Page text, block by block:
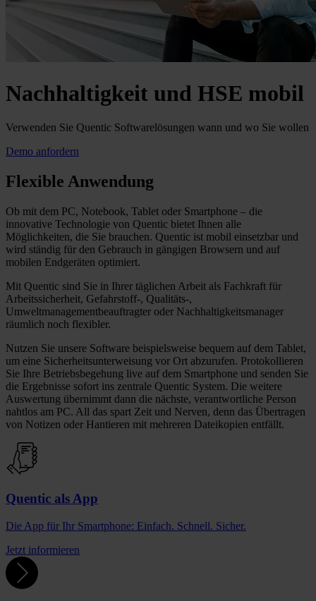
Nachhaltigkeit und HSE mobil
Verwenden Sie Quentic Softwarelösungen wann und wo Sie wollen
Demo anfordern
Flexible Anwendung
Ob mit dem PC, Notebook, Tablet oder Smartphone – die
innovative Technologie von Quentic bietet Ihnen alle
Möglichkeiten, die Sie brauchen. Quentic ist mobil einsetzbar und
wird ständig für den Gebrauch in gängigen Browsern und auf
mobilen Endgeräten optimiert.
Mit Quentic sind Sie in Ihrer täglichen Arbeit als Fachkraft für
Arbeitssicherheit, Gefahrstoff-, Qualitäts-,
Umweltmanagementbeauftragter oder Nachhaltigkeitsmanager
räumlich noch flexibler.
Nutzen Sie unsere Software beispielsweise bequem auf dem Tablet,
um eine Sicherheitsunterweisung vor Ort abzurufen. Protokollieren
Sie Ihre Betriebsbegehung live auf dem Smartphone und senden Sie
die Ergebnisse sofort ins zentrale Quentic System. Die weitere
Auswertung übernimmt dann die nächste, verantwortliche Person
nahtlos am PC. All das spart Zeit und Nerven, denn das Übertragen
von Notizen oder Hantieren mit mehreren Dateikopien entfällt.
Quentic als App
Die App für Ihr Smartphone: Einfach. Schnell. Sicher.
Jetzt informieren